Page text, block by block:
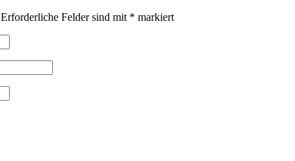
Erforderliche Felder sind mit * markiert